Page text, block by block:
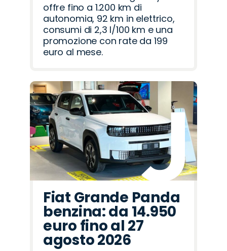
offre fino a 1.200 km di
autonomia, 92 km in elettrico,
consumi di 2,3 l/100 km e una
promozione con rate da 199
euro al mese.
Fiat Grande Panda
benzina: da 14.950
euro fino al 27
agosto 2026